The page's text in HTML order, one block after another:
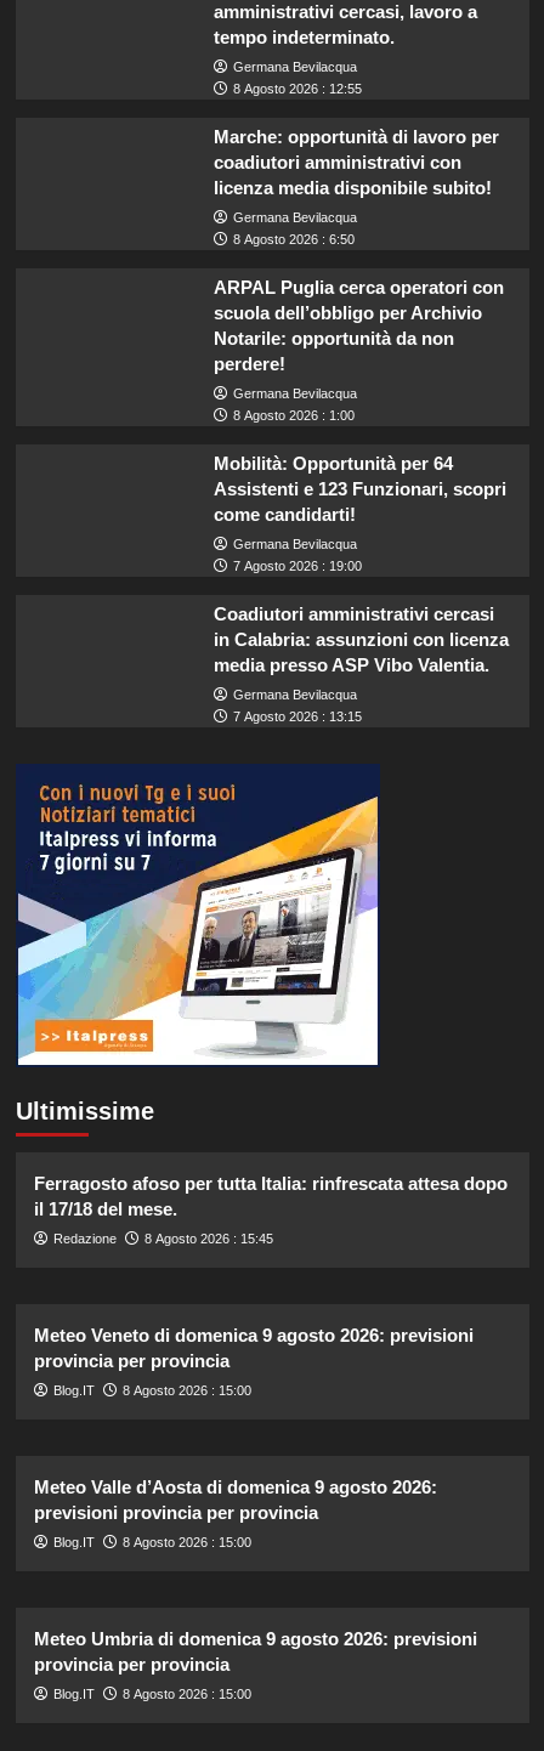
amministrativi cercasi, lavoro a
tempo indeterminato.
Germana Bevilacqua
8 Agosto 2026 : 12:55
Marche: opportunità di lavoro per
coadiutori amministrativi con
licenza media disponibile subito!
Germana Bevilacqua
8 Agosto 2026 : 6:50
ARPAL Puglia cerca operatori con
scuola dell’obbligo per Archivio
Notarile: opportunità da non
perdere!
Germana Bevilacqua
8 Agosto 2026 : 1:00
Mobilità: Opportunità per 64
Assistenti e 123 Funzionari, scopri
come candidarti!
Germana Bevilacqua
7 Agosto 2026 : 19:00
Coadiutori amministrativi cercasi
in Calabria: assunzioni con licenza
media presso ASP Vibo Valentia.
Germana Bevilacqua
7 Agosto 2026 : 13:15
Ultimissime
Ferragosto afoso per tutta Italia: rinfrescata attesa dopo
il 17/18 del mese.
Redazione 8 Agosto 2026 : 15:45
Meteo Veneto di domenica 9 agosto 2026: previsioni
provincia per provincia
Blog.IT 8 Agosto 2026 : 15:00
Meteo Valle d’Aosta di domenica 9 agosto 2026:
previsioni provincia per provincia
Blog.IT 8 Agosto 2026 : 15:00
Meteo Umbria di domenica 9 agosto 2026: previsioni
provincia per provincia
Blog.IT 8 Agosto 2026 : 15:00